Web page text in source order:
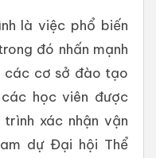
là việc phổ biến
đó nhấn mạnh
các cơ sở đào tạo
học viên được
xác nhận vận
dự Đại hội Thể